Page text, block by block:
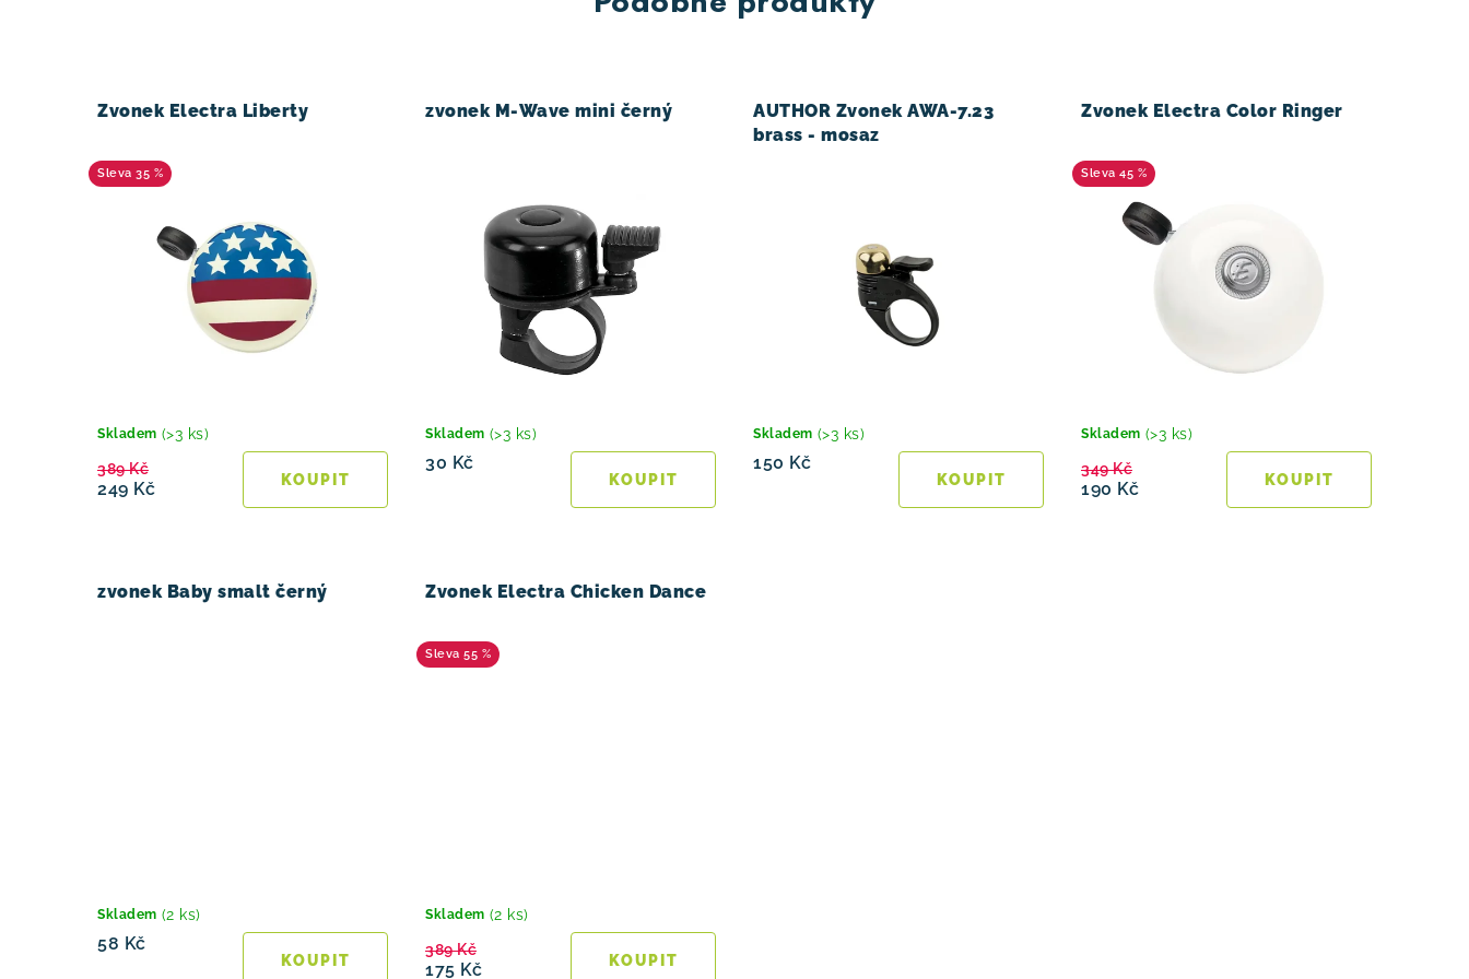
Zvonek Electra Liberty
35 %
Skladem (>3 ks)
249 Kč
389 Kč
zvonek M-Wave mini černý
Skladem (>3 ks)
30 Kč
AUTHOR Zvonek AWA-7.23
brass - mosaz
Skladem (>3 ks)
150 Kč
Zvonek Electra Color Ringer
45 %
Skladem (>3 ks)
190 Kč
349 Kč
zvonek Baby smalt černý
Skladem (2 ks)
58 Kč
Zvonek Electra Chicken Dance
55 %
Skladem (2 ks)
175 Kč
389 Kč